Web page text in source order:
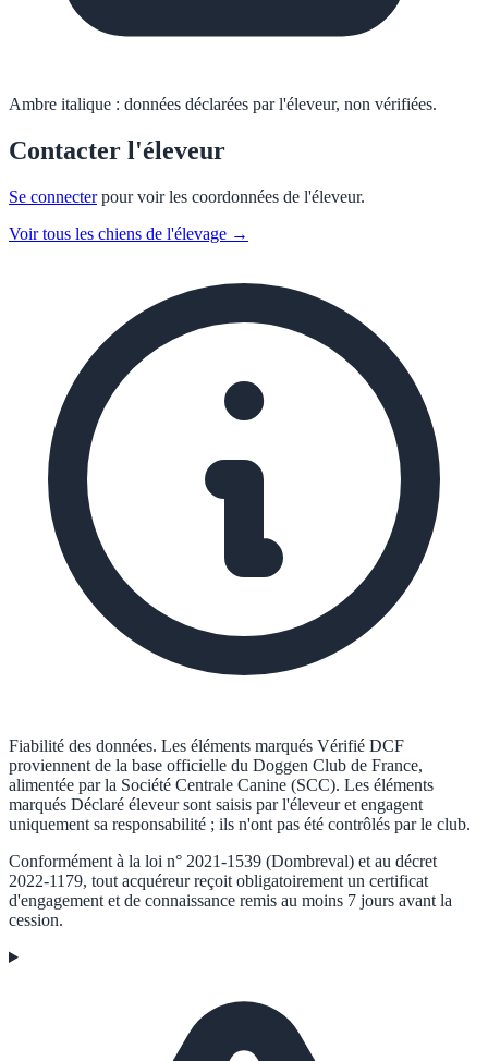
Ambre italique : données déclarées par l'éleveur, non vérifiées.
Contacter l'éleveur
Se connecterpour voir les coordonnées de l'éleveur.
Voir tous les chiens de l'élevage →
Fiabilité des données. Les éléments marqués Vérifié DCF
proviennent de la base officielle du Doggen Club de France,
alimentée par la Société Centrale Canine (SCC). Les éléments
marqués Déclaré éleveursont saisis par l'éleveur et engagent
uniquement sa responsabilité ; ils n'ont pas été contrôlés par le club.
Conformément à la loi n° 2021-1539 (Dombreval) et au décret
2022-1179, tout acquéreur reçoit obligatoirement un certificat
d'engagement et de connaissance remis au moins 7 jours avant la
cession.